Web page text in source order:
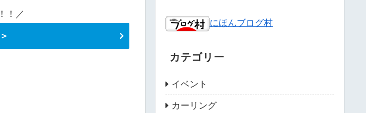
！／
にほんブログ村
カテゴリー
イベント
カーリング